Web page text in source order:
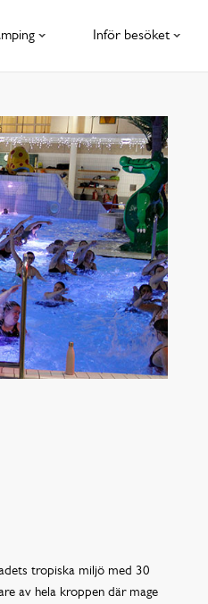
Inför besöket
tropiska miljö med 30
av hela kroppen där mage